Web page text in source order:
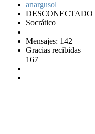
DESCONECTADO
Socrático
Mensajes: 142
Gracias recibidas
167